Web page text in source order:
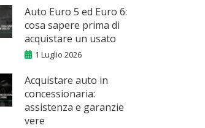
Auto Euro 5 ed Euro 6:
cosa sapere prima di
acquistare un usato
1 Luglio 2026
Acquistare auto in
concessionaria:
assistenza e garanzie
vere